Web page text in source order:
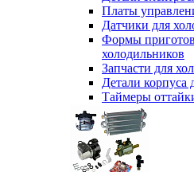
Платы
Датчики для
Формы
холодильников
Запчасти для
Детали корпуса
Таймеры